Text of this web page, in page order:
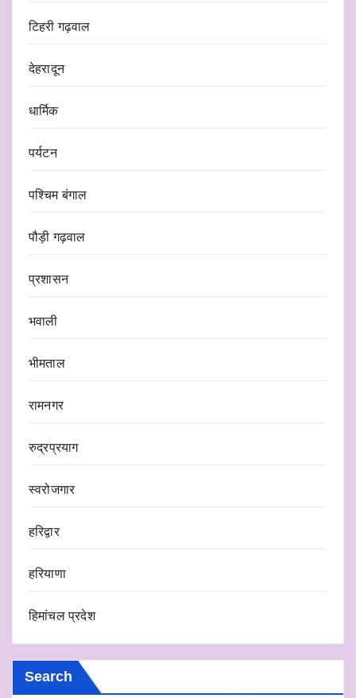
टिहरी गढ़वाल
देहरादून
धार्मिक
पर्यटन
पश्चिम बंगाल
पौड़ी गढ़वाल
प्रशासन
भवाली
भीमताल
रामनगर
रुद्रप्रयाग
स्वरोजगार
हरिद्वार
हरियाणा
हिमांचल प्रदेश
Search